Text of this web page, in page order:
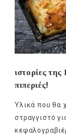
ιστορίες
πιπεριές!
Υλικά που θα
στραγγιστό